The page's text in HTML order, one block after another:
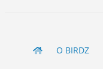
O BIRDZ